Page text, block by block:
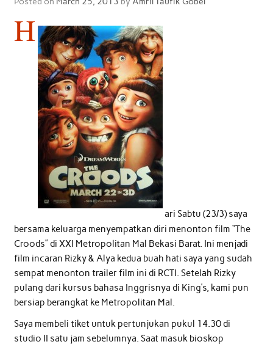
H
ari Sabtu (23/3) saya
bersama keluarga menyempatkan diri menonton film “The
Croods” di XXI Metropolitan Mal Bekasi Barat. Ini menjadi
film incaran Rizky & Alya kedua buah hati saya yang sudah
sempat menonton trailer film ini di RCTI. Setelah Rizky
pulang dari kursus bahasa Inggrisnya di King’s, kami pun
bersiap berangkat ke Metropolitan Mal.
Saya membeli tiket untuk pertunjukan pukul 14.30 di
studio II satu jam sebelumnya. Saat masuk bioskop